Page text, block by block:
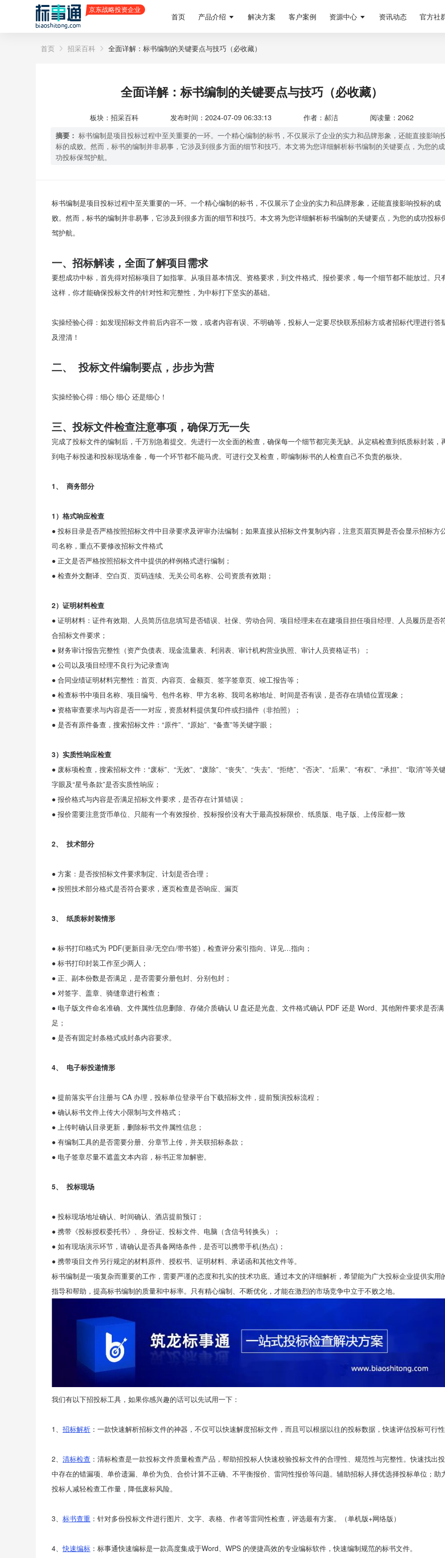
首页 产品介绍 解决方案 客户案例 资源中心 资讯动态 官方社
首页 招采百科 全面详解：标书编制的关键要点与技巧（必收藏）
全面详解：标书编制的关键要点与技巧（必收藏）
板块：招采百科 发布时间：2024-07-09 06:33:13 作者：郝洁
阅读量：2062
摘要： 标书编制是项目投标过程中至关重要的一环。一个精心编制的标书，不仅展示了企业的实力和品牌形象，还能直接影响
标的成败。然而，标书的编制并非易事，它涉及到很多方面的细节和技巧。本文将为您详细解析标书编制的关键要点，为您的成
功投标保驾护航。
标书编制是项目投标过程中至关重要的一环。一个精心编制的标书，不仅展示了企业的实力和品牌形象，还能直接影响投标的成
败。然而，标书的编制并非易事，它涉及到很多方面的细节和技巧。本文将为您详细解析标书编制的关键要点，为您的成功投标
驾护航。
一、招标解读，全面了解项目需求
要想成功中标，首先得对招标项目了如指掌。从项目基本情况、资格要求，到文件格式、报价要求，每一个细节都不能放过。只
这样，你才能确保投标文件的针对性和完整性，为中标打下坚实的基础。
实操经验心得：如发现招标文件前后内容不一致，或者内容有误、不明确等，投标人一定要尽快联系招标方或者招标代理进行答
及澄清！
二、 投标文件编制要点，步步为营
实操经验心得：细心 细心 还是细心！
三、投标文件检查注意事项，确保万无一失
完成了投标文件的编制后，千万别急着提交。先进行一次全面的检查，确保每一个细节都完美无缺。从定稿检查到纸质标封装，
到电子标投递和投标现场准备，每一个环节都不能马虎。可进行交叉检查，即编制标书的人检查自己不负责的板块。
1、 商务部分
1）格式响应检查
● 投标目录是否严格按照招标文件中目录要求及评审办法编制；如果直接从招标文件复制内容，注意页眉页脚是否会显示招标方
司名称，重点不要修改招标文件格式
● 正文是否严格按照招标文件中提供的样例格式进行编制；
● 检查外文翻译、空白页、页码连续、无关公司名称、公司资质有效期；
2）证明材料检查
● 证明材料：证件有效期、人员简历信息填写是否错误、社保、劳动合同、项目经理未在在建项目担任项目经理、人员履历是否
合招标文件要求；
● 财务审计报告完整性（资产负债表、现金流量表、利润表、审计机构营业执照、审计人员资格证书）；
● 公司以及项目经理不良行为记录查询
● 合同业绩证明材料完整性：首页、内容页、金额页、签字签章页、竣工报告等；
● 检查标书中项目名称、项目编号、包件名称、甲方名称、我司名称地址、时间是否有误，是否存在填错位置现象；
● 资格审查要求与内容是否一一对应，资质材料提供复印件或扫描件（非拍照）；
● 是否有原件备查，搜索招标文件：“原件”、“原始”、“备查”等关键字眼；
3）实质性响应检查
● 废标项检查，搜索招标文件：“废标”、“无效”、“废除”、“丧失”、“失去”、“拒绝”、“否决”、“后果”、“有权”、“承担”、“取消”等关
字眼及“星号条款”是否实质性响应；
● 报价格式与内容是否满足招标文件要求，是否存在计算错误；
● 报价需要注意货币单位、只能有一个有效报价、投标报价没有大于最高投标限价、纸质版、电子版、上传应都一致
2、 技术部分
● 方案：是否按招标文件要求制定、计划是否合理；
● 按照技术部分格式是否符合要求，逐页检查是否响应、漏页
3、 纸质标封装情形
● 标书打印格式为 PDF(更新目录/无空白/带书签)，检查评分索引指向、详见…指向；
● 标书打印封装工作至少两人；
● 正、副本份数是否满足，是否需要分册包封、分别包封；
● 对签字、盖章、骑缝章进行检查；
● 电子版文件命名准确、文件属性信息删除、存储介质确认 U 盘还是光盘、文件格式确认 PDF 还是 Word、其他附件要求是否满
足；
● 是否有固定封条格式或封条内容要求。
4、 电子标投递情形
● 提前落实平台注册与 CA 办理，投标单位登录平台下载招标文件，提前预演投标流程；
● 确认标书文件上传大小限制与文件格式；
● 上传时确认目录更新，删除标书文件属性信息；
● 有编制工具的是否需要分册、分章节上传，并关联招标条款；
● 电子签章尽量不遮盖文本内容，标书正常加解密。
5、 投标现场
● 投标现场地址确认、时间确认、酒店提前预订；
● 携带《投标授权委托书》、身份证、投标文件、电脑（含信号转换头）；
● 如有现场演示环节，请确认是否具备网络条件，是否可以携带手机(热点)；
● 携带项目文件另行规定的材料原件、授权书、证明材料、承诺函和其他文件等。
标书编制是一项复杂而重要的工作，需要严谨的态度和扎实的技术功底。通过本文的详细解析，希望能为广大投标企业提供实用
指导和帮助，提高标书编制的质量和中标率。只有精心编制、不断优化，才能在激烈的市场竞争中立于不败之地。
我们有以下招投标工具，如果你感兴趣的话可以先试用一下：
1、 招标解析 ：一款快速解析招标文件的神器，不仅可以快速解度招标文件，而且可以根据以往的投标数据，快速评估投标可行性
2、 清标检查 ：清标检查是一款投标文件质量检查产品，帮助招投标人快速校验投标文件的合理性、规范性与完整性。快速找出
中存在的错漏项、单价遗漏、单价为负、合价计算不正确、不平衡报价、雷同性报价等问题。辅助招标人择优选择投标单位；助
投标人减轻检查工作量，降低废标风险。
3、 标书查重 ：针对多份投标文件进行图片、文字、表格、作者等雷同性检查，评选最有方案。（单机版+网络版）
4、快速编标 ：标事通快速编标是一款高度集成于Word、WPS 的便捷高效的专业编标软件，快速编制规范的标书文件。